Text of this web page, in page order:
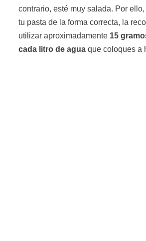
contrario, esté muy salada. Por
tu pasta de la forma correcta, la
utilizar aproximadamente 15
cada litro de agua que coloques a